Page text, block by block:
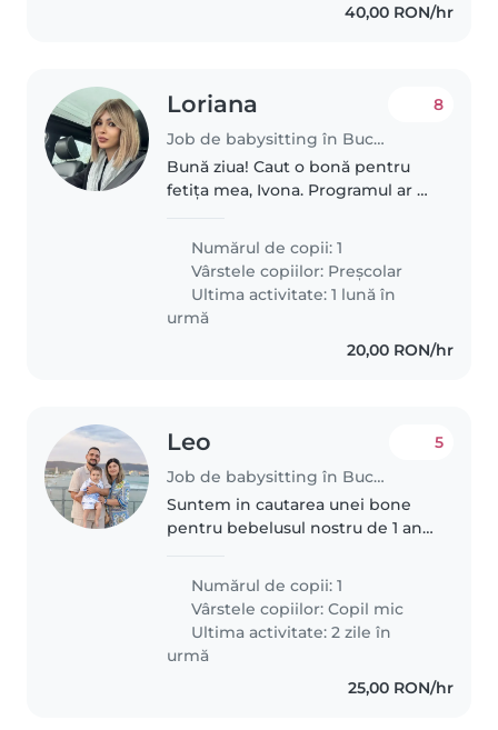
40,00 RON/hr
Loriana
Job de babysitting în București
8
Bună ziua! Caut o bonă pentru
fetița mea, Ivona. Programul ar fi
07:30 și 13:30. Responsabilitățile
sunt simple: * să o scoată puțin în
parc; *..
Numărul de copii: 1
Vârstele copiilor: Preșcolar
Ultima activitate: 1 lună în
urmă
20,00 RON/hr
Leo
Job de babysitting în București
5
Suntem in cautarea unei bone
pentru bebelusul nostru de 1 an.
doar de activitati de bona nu de
menaj. Ne intereseaza..
Numărul de copii: 1
Vârstele copiilor:Copil mic
Ultima activitate: 2 zile în
urmă
25,00 RON/hr